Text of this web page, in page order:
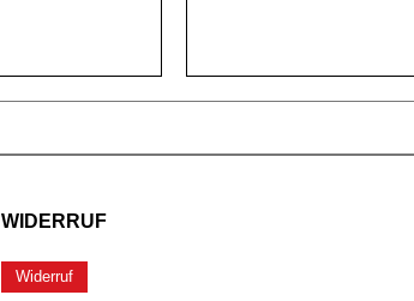
WIDERRUF
Widerruf